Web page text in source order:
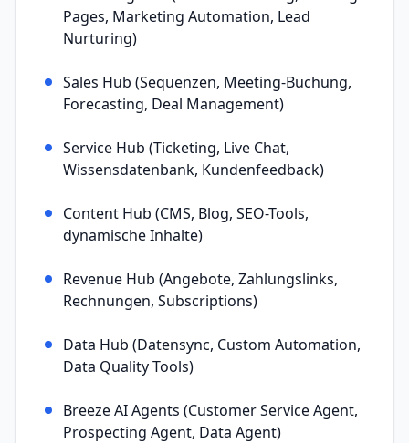
Pages, Marketing Automation, Lead
Nurturing)
Sales Hub (Sequenzen, Meeting-Buchung,
Forecasting, Deal Management)
Service Hub (Ticketing, Live Chat,
Wissensdatenbank, Kundenfeedback)
Content Hub (CMS, Blog, SEO-Tools,
dynamische Inhalte)
Revenue Hub (Angebote, Zahlungslinks,
Rechnungen, Subscriptions)
Data Hub (Datensync, Custom Automation,
Data Quality Tools)
Breeze AI Agents (Customer Service Agent,
Prospecting Agent, Data Agent)